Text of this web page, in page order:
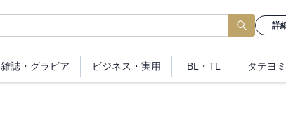
詳
雑誌・ グラビア ビジネス ・実用 BL・TL タテヨミ